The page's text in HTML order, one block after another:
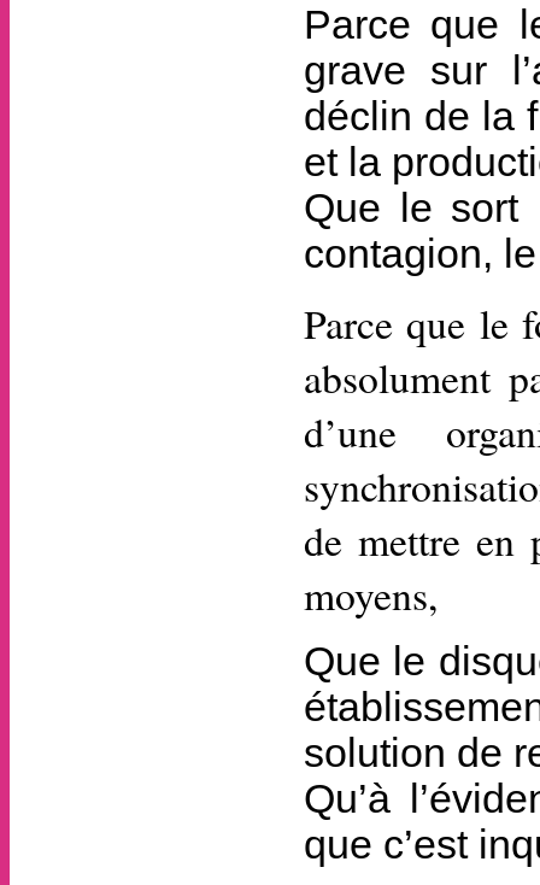
Parce que
grave sur
déclin de la
et la
Que le sort
contagion,
Parce que le
absolument
d’une
de mettre en
moyens,
Que le
solution de
Qu’à
que c’est